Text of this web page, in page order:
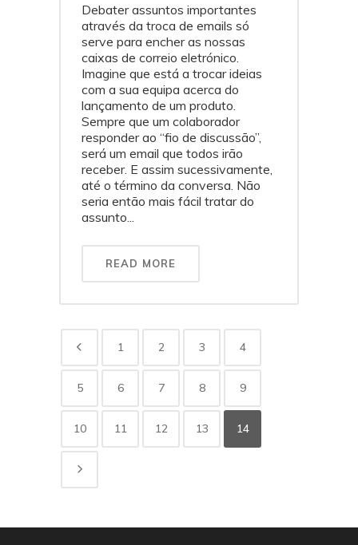
Debater assuntos importantes
através da troca de emails só
serve para encher as nossas
caixas de correio eletrónico.
Imagine que está a trocar ideias
com a sua equipa acerca do
lançamento de um produto.
Sempre que um colaborador
responder ao “fio de discussão”,
será um email que todos irão
receber. E assim sucessivamente,
até o término da conversa. Não
seria então mais fácil tratar do
assunto...
READ MORE
1 2 3 4
5 6 7 8 9
10 11 12 13 14